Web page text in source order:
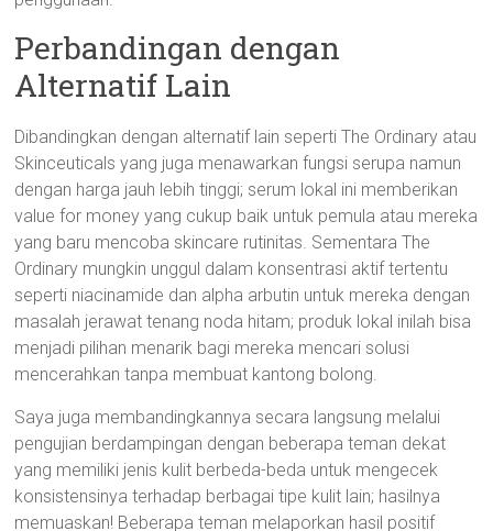
Perbandingan dengan
Alternatif Lain
Dibandingkan dengan alternatif lain seperti The Ordinary atau
Skinceuticals yang juga menawarkan fungsi serupa namun
dengan harga jauh lebih tinggi; serum lokal ini memberikan
value for money yang cukup baik untuk pemula atau mereka
yang baru mencoba skincare rutinitas. Sementara The
Ordinary mungkin unggul dalam konsentrasi aktif tertentu
seperti niacinamide dan alpha arbutin untuk mereka dengan
masalah jerawat tenang noda hitam; produk lokal inilah bisa
menjadi pilihan menarik bagi mereka mencari solusi
mencerahkan tanpa membuat kantong bolong.
Saya juga membandingkannya secara langsung melalui
pengujian berdampingan dengan beberapa teman dekat
yang memiliki jenis kulit berbeda-beda untuk mengecek
konsistensinya terhadap berbagai tipe kulit lain; hasilnya
memuaskan! Beberapa teman melaporkan hasil positif